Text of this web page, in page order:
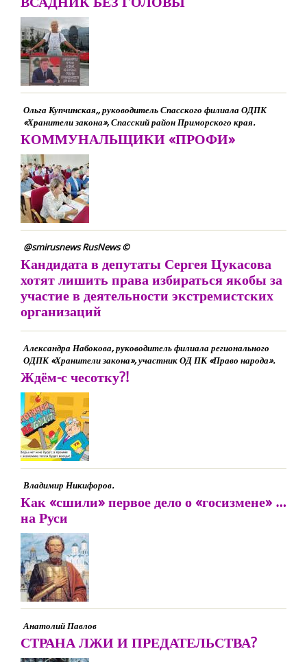
Ольга Купчинская,, руководитель Спасского филиала ОДПК
«Хранители закона», Спасский район Приморского края.
КОММУНАЛЬЩИКИ «ПРОФИ»
@smirusnews RusNews ©
Кандидата в депутаты Сергея Цукасова
хотят лишить права избираться якобы за
участие в деятельности экстремистских
организаций
Александра Набокова, руководитель филиала регионального
ОДПК «Хранители закона», участник ОД ПК «Право народа».
Ждём-с чесотку?!
Владимир Никифоров.
Как «сшили» первое дело о «госизмене» …
на Руси
Анатолий Павлов
СТРАНА ЛЖИ И ПРЕДАТЕЛЬСТВА?